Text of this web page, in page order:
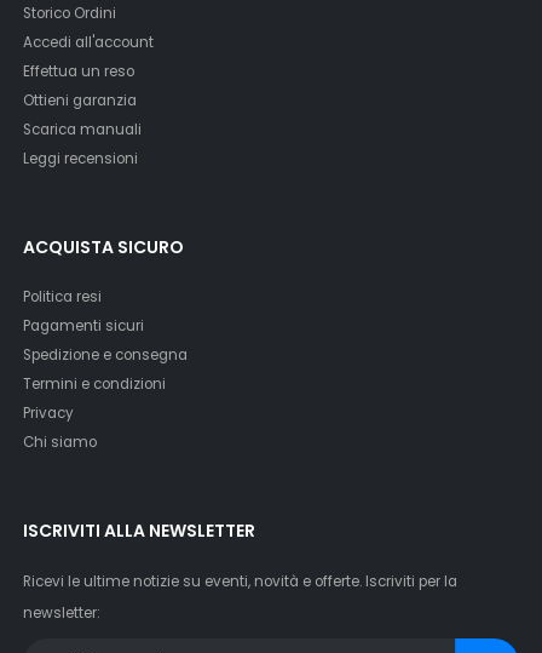
Storico Ordini
Accedi all'account
Effettua un reso
Ottieni garanzia
Scarica manuali
Leggi recensioni
ACQUISTA SICURO
Politica resi
Pagamenti sicuri
Spedizione e consegna
Termini e condizioni
Privacy
Chi siamo
ISCRIVITI ALLA NEWSLETTER
Ricevi le ultime notizie su eventi, novità e offerte. Iscriviti per la
newsletter: